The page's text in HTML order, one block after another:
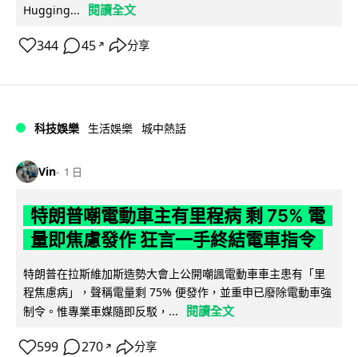
Hugging...
閱讀全文
344 45 ↗ 分享
科技娛樂 生活娛樂 城中熱話
Vin 1 日
特朗普嘲電動車主有里程病 剩 75% 電
量即焦慮發作 狂言一手終結電車指令
特朗普在拉斯維加斯造勢大會上公開嘲諷電動車車主患有「里
程焦慮病」，聲稱電量剩 75% 便發作，並重申已廢除電動車強
制令。惟專業車媒隨即反駁，...
閱讀全文
599 270 ↗ 分享